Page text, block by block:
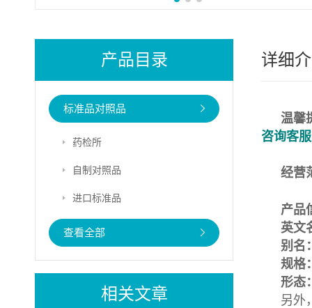
产品目录
标准品对照品
药检所
自制对照品
进口标准品
查看全部
相关文章
详细
温馨
咨询客
经营
产品
英文
别名
规格
形态
另外